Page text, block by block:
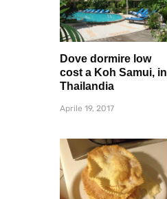
Dove dormire low
cost a Koh Samui, in
Thailandia
Aprile 19, 2017